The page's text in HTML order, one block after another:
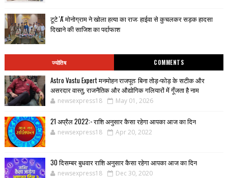
टूटे 'A' मोनोग्राम ने खोला हत्या का राज: हाईवा से कुचलकर सड़क हादसा
दिखाने की साजिश का पर्दाफाश
ज्योतिष COMMENTS
Astro Vastu Expert मनमोहन राजपूत: बिना तोड़-फोड़ के सटीक और
असरदार वास्तु, राजनैतिक और औद्योगिक गलियारों में गूँजता है नाम
newsexpress18 May 01, 2026
21 अप्रैल 2022:- राशि अनुसार कैसा रहेगा आपका आज का दिन
newsexpress18 Apr 20, 2022
30 दिसम्बर बुधवार राशि अनुसार कैसा रहेगा आपका आज का दिन
newsexpress18 Dec 30, 2020